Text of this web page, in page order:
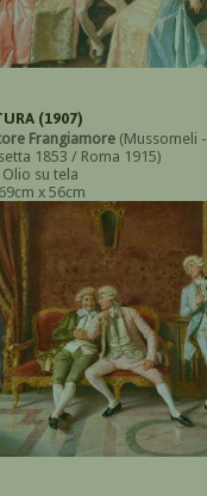
(1907)
Frangiamore (Mussomeli -
1853 / Roma 1915)
Olio su tela
x 56cm